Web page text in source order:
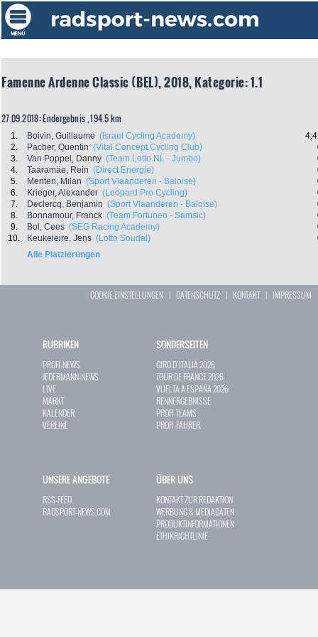
Famenne Ardenne Classic (BEL), 2018, Kategorie: 1.1
27.09.2018: Endergebnis , 194.5 km
1. Boivin, Guillaume (Israel Cycling Academy)
2.
Pacher, Quentin (Vital Concept Cycling Club)
3.
Van Poppel, Danny (Team Lotto NL - Jumbo)
4.
Taaramäe, Rein (Direct Energie)
5.
Menten, Milan (Sport Vlaanderen - Baloise)
6.
Krieger, Alexander (Leopard Pro Cycling)
7.
Declercq, Benjamin (Sport Vlaanderen - Baloise)
8.
Bonnamour, Franck (Team Fortuneo - Samsic)
9.
Bol, Cees (SEG Racing Academy)
10.
Keukeleire, Jens (Lotto Soudal)
Alle Platzierungen
COOKIE EINSTELLUNGEN | DATENSCHUTZ | KONTAKT| IMPRESSUM
RUBRIKEN
PROFI-NEWS
JEDERMANN-NEWS
LIVE
MARKT
KALENDER
VEREINE
SONDERSEITEN
GIRO D`ITALIA 2026
TOUR DE FRANCE 2026
VUELTA A ESPAÑA 2026
RENNERGEBNISSE
PROFI-TEAMS
PROFI-FAHRER
UNSERE ANGEBOTE
RSS-FEED
RADSPORT-NEWS.COM
ÜBER UNS
KONTAKT ZUR REDAKTION
WERBUNG & MEDIADATEN
PRODUKTINFORMATIONEN
ETHIKRICHTLINIE